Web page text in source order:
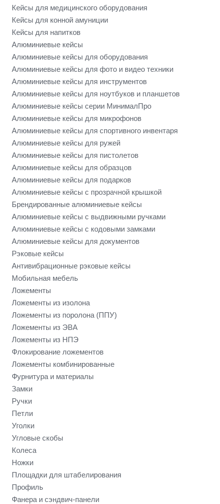
Кейсы для медицинского оборудования
Кейсы для конной амуниции
Кейсы для напитков
Алюминиевые кейсы
Алюминиевые кейсы для оборудования
Алюминиевые кейсы для фото и видео техники
Алюминиевые кейсы для инструментов
Алюминиевые кейсы для ноутбуков и планшетов
Алюминиевые кейсы серии МинималПро
Алюминиевые кейсы для микрофонов
Алюминиевые кейсы для спортивного инвентаря
Алюминиевые кейсы для ружей
Алюминиевые кейсы для пистолетов
Алюминиевые кейсы для образцов
Алюминиевые кейсы для подарков
Алюминиевые кейсы с прозрачной крышкой
Брендированные алюминиевые кейсы
Алюминиевые кейсы с выдвижными ручками
Алюминиевые кейсы с кодовыми замками
Алюминиевые кейсы для документов
Рэковые кейсы
Антивибрационные рэковые кейсы
Мобильная мебель
Ложементы
Ложементы из изолона
Ложементы из поролона (ППУ)
Ложементы из ЭВА
Ложементы из НПЭ
Флокирование ложементов
Ложементы комбинированные
Фурнитура и материалы
Замки
Ручки
Петли
Уголки
Угловые скобы
Колеса
Ножки
Площадки для штабелирования
Профиль
Фанера и сэндвич-панели